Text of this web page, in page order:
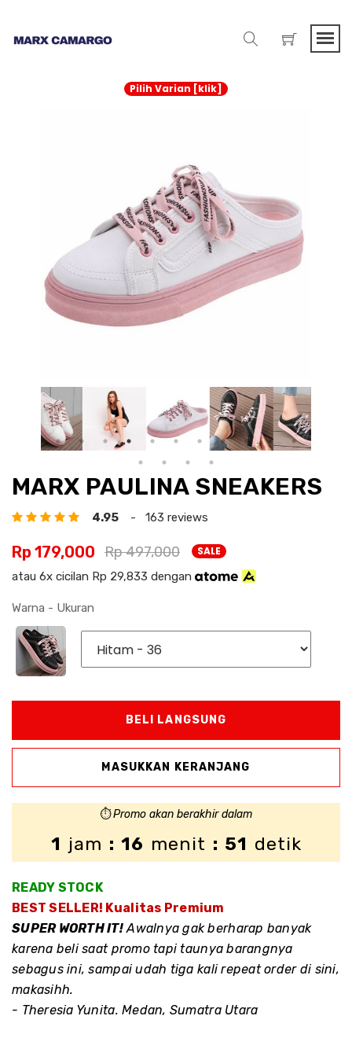
Pilih Varian [klik]
MARX PAULINA SNEAKERS
4.95 - 163 reviews
Rp 179,000 Rp 497,000 SALE
atau 6x cicilan Rp 29,833 dengan
Warna - Ukuran
⏱️Promo akan berakhir dalam
1 jam : 16 menit : 51 detik
READY STOCK
BEST SELLER! Kualitas Premium
SUPER WORTH IT!Awalnya gak berharap banyak
karena beli saat promo tapi taunya barangnya
sebagus ini, sampai udah tiga kali repeat order di sini,
makasihh.
- Theresia Yunita. Medan, Sumatra Utara